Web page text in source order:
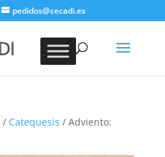
pedidos@cecadi.es
BUSCAR
/ Catequesis / Adviento: